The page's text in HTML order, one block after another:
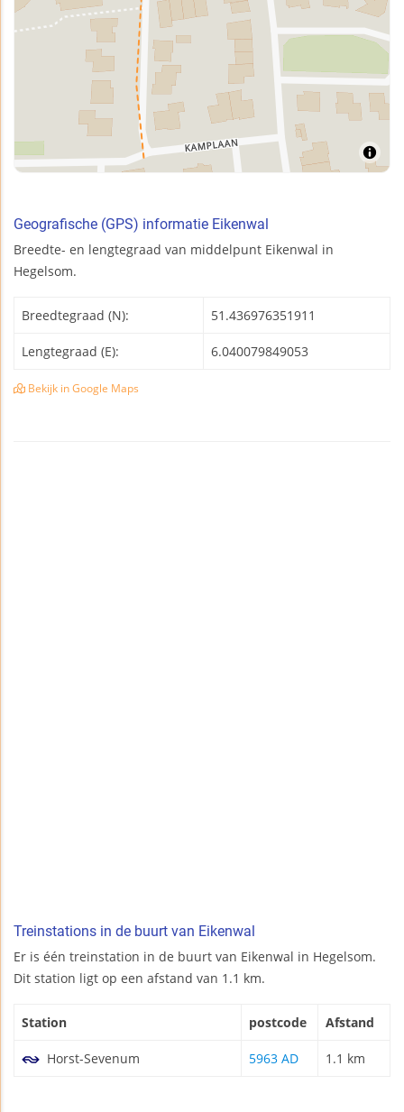
Geografische (GPS) informatie Eikenwal
Breedte- en lengtegraad van middelpunt Eikenwal in
Hegelsom.
Breedtegraad (N): 51.436976351911
Lengtegraad (E): 6.040079849053
Bekijk in Google Maps
Treinstations in de buurt van Eikenwal
Er is één treinstation in de buurt van Eikenwal in Hegelsom.
Dit station ligt op een afstand van 1.1 km.
Station postcode Afstand
Horst-Sevenum 5963 AD 1.1 km